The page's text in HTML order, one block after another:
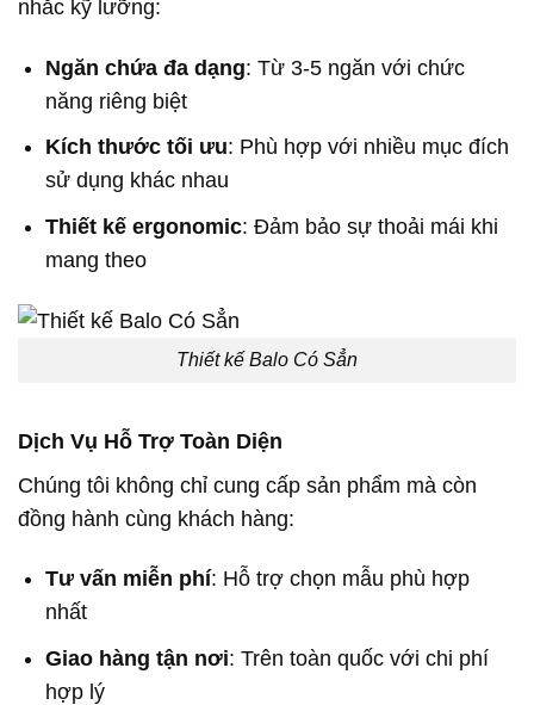
nhắc kỹ lưỡng:
Ngăn chứa đa dạng: Từ 3-5 ngăn với chức
năng riêng biệt
Kích thước tối ưu: Phù hợp với nhiều mục đích
sử dụng khác nhau
Thiết kế ergonomic: Đảm bảo sự thoải mái khi
mang theo
Thiết kế Balo Có Sẳn
Dịch Vụ Hỗ Trợ Toàn Diện
Chúng tôi không chỉ cung cấp sản phẩm mà còn
đồng hành cùng khách hàng:
Tư vấn miễn phí: Hỗ trợ chọn mẫu phù hợp
nhất
Giao hàng tận nơi: Trên toàn quốc với chi phí
hợp lý